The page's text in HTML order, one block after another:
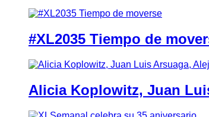
#XL2035 Tiempo de
Alicia Koplowitz, Juan